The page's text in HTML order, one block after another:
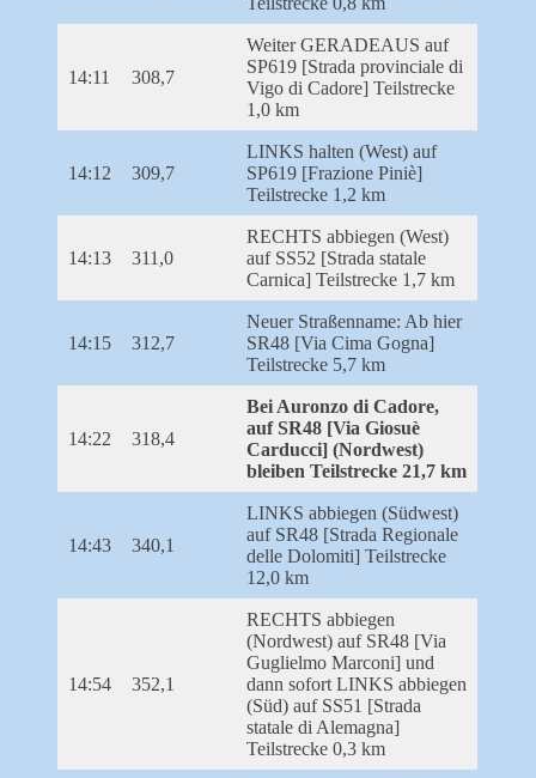
14:11 308,7
Weiter GERADEAUS auf
SP619 [Strada provinciale di
Vigo di Cadore] Teilstrecke
1,0 km
14:12 309,7
LINKS halten (West) auf
SP619 [Frazione Piniè]
Teilstrecke 1,2 km
14:13 311,0
RECHTS abbiegen (West)
auf SS52 [Strada statale
Carnica] Teilstrecke 1,7 km
14:15 312,7
Neuer Straßenname: Ab hier
SR48 [Via Cima Gogna]
Teilstrecke 5,7 km
14:22 318,4
Bei Auronzo di Cadore,
auf SR48 [Via Giosuè
Carducci] (Nordwest)
bleiben Teilstrecke 21,7 km
14:43 340,1
LINKS abbiegen (Südwest)
auf SR48 [Strada Regionale
delle Dolomiti] Teilstrecke
12,0 km
14:54 352,1
RECHTS abbiegen
(Nordwest) auf SR48 [Via
Guglielmo Marconi] und
dann sofort LINKS abbiegen
(Süd) auf SS51 [Strada
statale di Alemagna]
Teilstrecke 0,3 km